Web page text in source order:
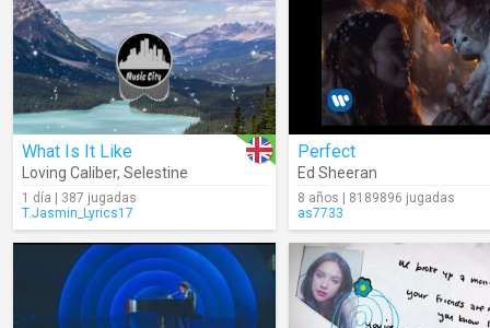
What Is It Like
Loving Caliber, Selestine
1 día | 387 jugadas
T.Jasmin_Lyrics17
Perfect
Ed Sheeran
8 años | 8189896 jugadas
as7733